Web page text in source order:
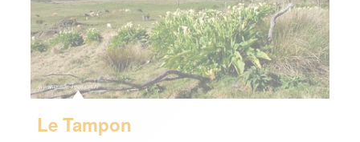
Le Tampon